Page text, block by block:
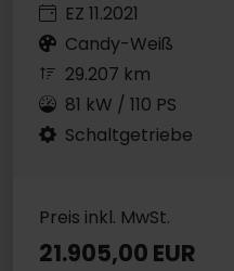
EZ 11.2021
Candy-Weiß
29.207 km
81 kW / 110 PS
Schaltgetriebe
Preis inkl. MwSt.
21.905,00 EUR